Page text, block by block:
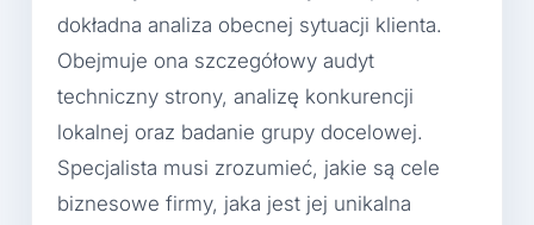
dokładna analiza obecnej sytuacji klienta.
Obejmuje ona szczegółowy audyt
techniczny strony, analizę konkurencji
lokalnej oraz badanie grupy docelowej.
Specjalista musi zrozumieć, jakie są cele
biznesowe firmy, jaka jest jej unikalna